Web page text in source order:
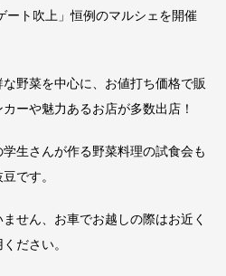
ート吹上」恒例のマルシェを開催
野菜を中心に、お値打ち価格で販
ーや魅力あるお店が多数出店！
生さんが作る野菜料理の試食会も
です。
せん、お車でお越しの際はお近く
ださい。